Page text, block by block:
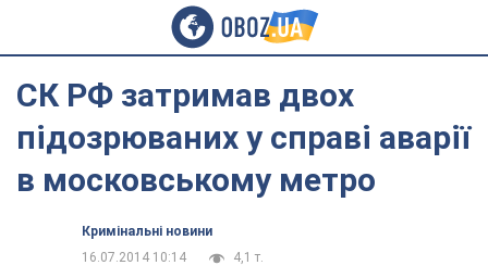
СК РФ затримав двох
підозрюваних у справі аварії
в московському метро
Кримінальні новини
16.07.2014 10:14
4,1 т.